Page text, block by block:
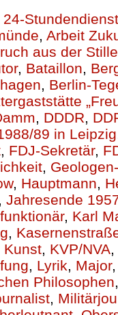
24-Stundendienst
, Arbeit
aus der Stille
, Bataillon,
, Berlin-
, DDDR,
89 in Leipzig
, FDJ-Sekretär,
,
, Hauptmann,
Jahresende
, Karl
,
Kunst, KVP/NVA,
, Lyrik, Major
Philosophen
,